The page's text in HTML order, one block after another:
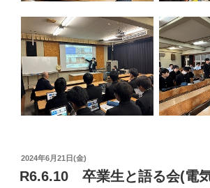
投
稿
日:
2024年6月21日(金)
R6.6.10 卒業生と語る会(電